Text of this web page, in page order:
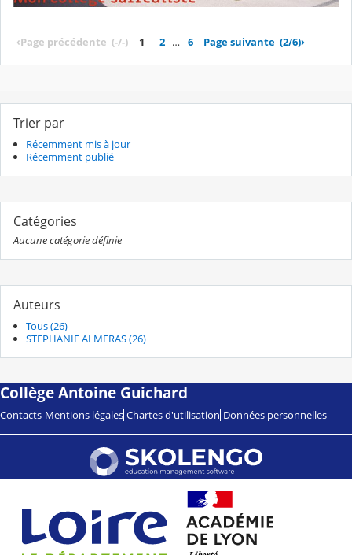
‹Page précédente (-/-) 1 2 … 6 Page suivante (2/6)›
Trier par
Récemment mis à jour
Récemment publié
Catégories
Aucune catégorie définie
Auteurs
Tous (26)
STEPHANIE ALMERAS (26)
Collège Antoine Guichard
Contacts Mentions légales Chartes d'utilisation Données personnelles